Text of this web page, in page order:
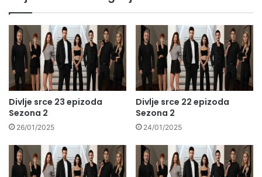
Divlje srce 23 epizoda
Sezona 2
26/01/2025
Divlje srce 22 epizoda
Sezona 2
24/01/2025